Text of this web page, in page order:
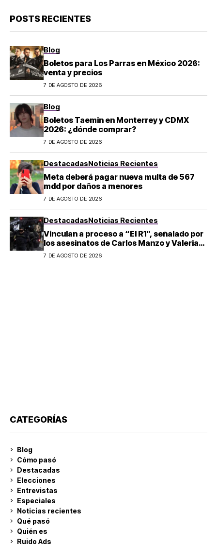
POSTS RECIENTES
Blog
Boletos para Los Parras en México 2026:
venta y precios
7 DE AGOSTO DE 2026
Blog
Boletos Taemin en Monterrey y CDMX
2026: ¿dónde comprar?
7 DE AGOSTO DE 2026
DestacadasNoticias Recientes
Meta deberá pagar nueva multa de 567
mdd por daños a menores
7 DE AGOSTO DE 2026
DestacadasNoticias Recientes
Vinculan a proceso a “El R1”, señalado por
los asesinatos de Carlos Manzo y Valeria
Márquez
7 DE AGOSTO DE 2026
CATEGORÍAS
Blog
Cómo pasó
Destacadas
Elecciones
Entrevistas
Especiales
Noticias recientes
Qué pasó
Quién es
Ruido Ads